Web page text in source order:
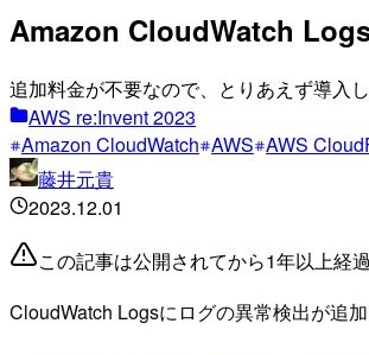
Amazon CloudWatch
追加料金が不要なので、とりあえず導入
AWS re:Invent 2023
Amazon CloudWatch AWS AWS
藤井元貴
2023.12.01
この記事は公開されてから1年以上経
CloudWatch Logsにログの異常検出が追加